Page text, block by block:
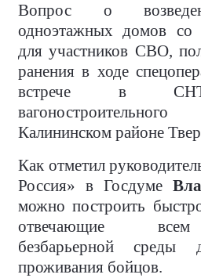
Вопрос о
одноэтажных домов со
для участников СВО,
ранения в ходе
встрече в СНТ
Калининском районе
Как отметил
Россия» в Госдуме
можно построить
отвечающие всем
безбарьерной среды
проживания бойцов.